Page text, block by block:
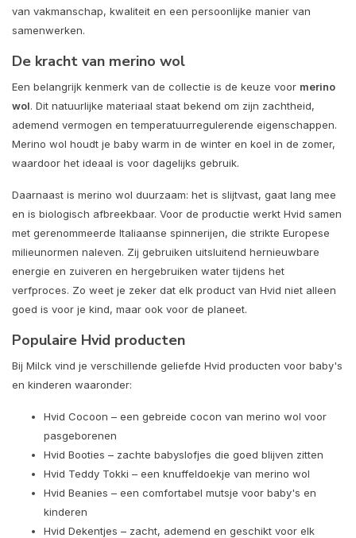
van vakmanschap, kwaliteit en een persoonlijke manier van
samenwerken.
De kracht van merino wol
Een belangrijk kenmerk van de collectie is de keuze voor merino
wol. Dit natuurlijke materiaal staat bekend om zijn zachtheid,
ademend vermogen en temperatuurregulerende eigenschappen.
Merino wol houdt je baby warm in de winter en koel in de zomer,
waardoor het ideaal is voor dagelijks gebruik.
Daarnaast is merino wol duurzaam: het is slijtvast, gaat lang mee
en is biologisch afbreekbaar. Voor de productie werkt Hvid samen
met gerenommeerde Italiaanse spinnerijen, die strikte Europese
milieunormen naleven. Zij gebruiken uitsluitend hernieuwbare
energie en zuiveren en hergebruiken water tijdens het
verfproces. Zo weet je zeker dat elk product van Hvid niet alleen
goed is voor je kind, maar ook voor de planeet.
Populaire Hvid producten
Bij Milck vind je verschillende geliefde Hvid producten voor baby's
en kinderen waaronder:
Hvid Cocoon – een gebreide cocon van merino wol voor
pasgeborenen
Hvid Booties – zachte babyslofjes die goed blijven zitten
Hvid Teddy Tokki – een knuffeldoekje van merino wol
Hvid Beanies – een comfortabel mutsje voor baby's en
kinderen
Hvid Dekentjes – zacht, ademend en geschikt voor elk